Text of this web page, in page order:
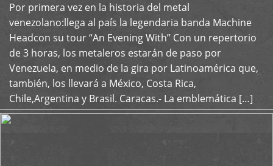
Por primera vez en la historia del metal
venezolano:llega al país la legendaria banda Machine
Headcon su tour “An Evening With” Con un repertorio
de 3 horas, los metaleros estarán de paso por
Venezuela, en medio de la gira por Latinoamérica que,
también, los llevará a México, Costa Rica,
Chile,Argentina y Brasil. Caracas.- La emblemática […]
+